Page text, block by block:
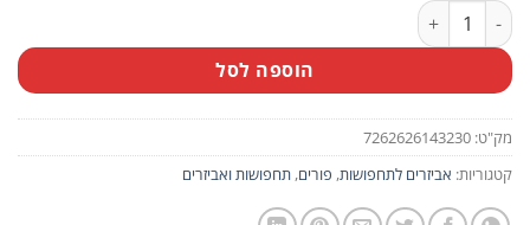
כמות של רובה משטרה כחול 38 ס"מ
הוספה לסל
מק"ט: 7262626143230
קטגוריות: אביזרים לתחפושות, פורים, תחפושות ואביזרים